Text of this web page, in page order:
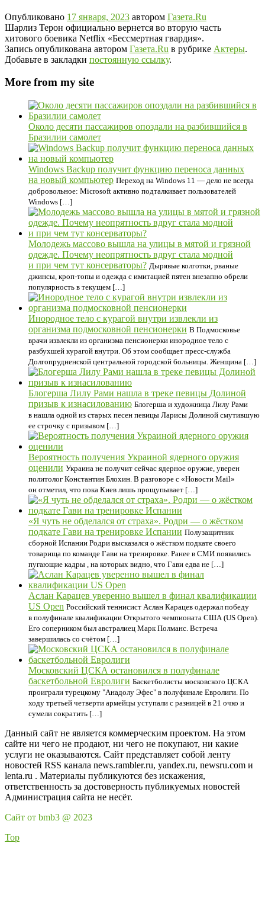
Опубликовано 17 января, 2023 автором Газета.Ru
Шарлиз Терон официально вернется во вторую часть
хитового боевика Netflix «Бессмертная гвардия».
Запись опубликована автором Газета.Ru в рубрике Актеры.
Добавьте в закладки постоянную ссылку.
More from my site
Около десяти пассажиров опоздали на разбившийся в
Бразилии самолет
Windows Backup получит функцию переноса данных
на новый компьютер Переход на Windows 11 — дело не всегда
добровольное: Microsoft активно подталкивает пользователей
Windows […]
Молодежь массово вышла на улицы в мятой и грязной
одежде. Почему неопрятность вдруг стала модной
и при чем тут консерваторы? Дырявые колготки, рваные
джинсы, кроп-топы и одежда с имитацией пятен внезапно обрели
популярность в текущем […]
Инородное тело с курагой внутри извлекли из
организма подмосковной пенсионерки В Подмосковье
врачи извлекли из организма пенсионерки инородное тело с
разбухшей курагой внутри. Об этом сообщает пресс-служба
Долгопрудненской центральной городской больницы. Женщина […]
Блогерша Лилу Рами нашла в треке певицы Долиной
призыв к изнасилованию Блогерша и художница Лилу Рами
в нашла одной из старых песен певицы Ларисы Долиной смутившую
ее строчку с призывом […]
Вероятность получения Украиной ядерного оружия
оценили Украина не получит сейчас ядерное оружие, уверен
политолог Константин Блохин. В разговоре с «Новости Mail»
он отметил, что пока Киев лишь прощупывает […]
«Я чуть не обделался от страха». Родри — о жёстком
подкате Гави на тренировке Испании Полузащитник
сборной Испании Родри высказался о жёстком подкате своего
товарища по команде Гави на тренировке. Ранее в СМИ появились
пугающие кадры , на которых видно, что Гави едва не […]
Аслан Карацев уверенно вышел в финал квалификации
US Open Российский теннисист Аслан Карацев одержал победу
в полуфинале квалификации Открытого чемпионата США (US Open).
Его соперником был австралиец Марк Полманс. Встреча
завершилась со счётом […]
Московский ЦСКА остановился в полуфинале
баскетбольной Евролиги Баскетболисты московского ЦСКА
проиграли турецкому "Анадолу Эфес" в полуфинале Евролиги. По
ходу третьей четверти армейцы уступали с разницей в 21 очко и
сумели сократить […]
Данный сайт не является коммерческим проектом. На этом
сайте ни чего не продают, ни чего не покупают, ни какие
услуги не оказываются. Сайт представляет собой ленту
новостей RSS канала news.rambler.ru, yandex.ru, newsru.com и
lenta.ru . Материалы публикуются без искажения,
ответственность за достоверность публикуемых новостей
Администрация сайта не несёт.
Сайт от bmb3 @ 2023
Top